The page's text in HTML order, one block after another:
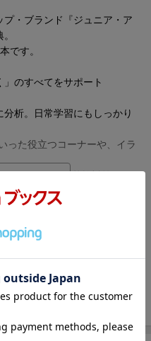
・ブランド『ジュニア・ア
です。
」のすべてをサポート
析。日常学習にもしっかり
った役立つコーナーや、イラ
わかる音声CDつき。
近な例文が豊富。
るので、英語で書いたり話
ぐに見つけられてとても便利
・図版が豊富で、引くのが
CDつき。